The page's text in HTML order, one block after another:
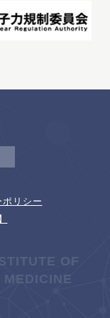
リシー
OF